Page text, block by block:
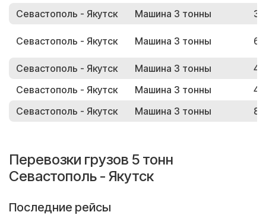
Севастополь - Якутск
Машина 3 тонны
Севастополь - Якутск Машина 3 тонны
Севастополь - Якутск Машина 3 тонны
Севастополь - Якутск
Машина 3 тонны
Севастополь - Якутск
Машина 3 тонны
Перевозки грузов 5 тонн
Севастополь - Якутск
Последние рейсы